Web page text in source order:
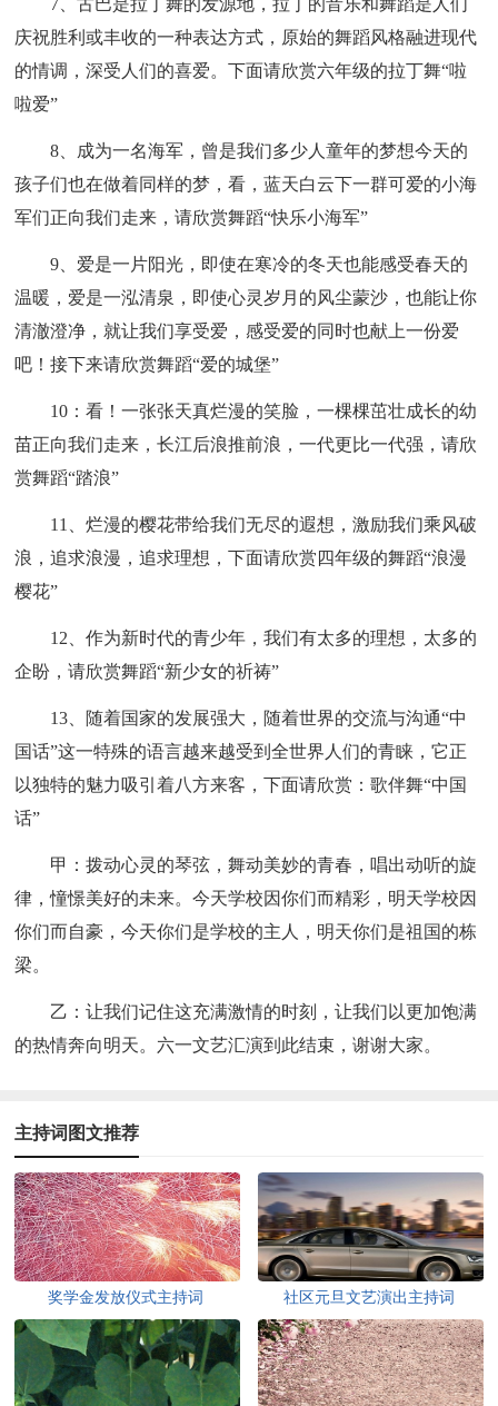
7、古巴是拉丁舞的发源地，拉丁的音乐和舞蹈是人们
庆祝胜利或丰收的一种表达方式，原始的舞蹈风格融进现代
的情调，深受人们的喜爱。下面请欣赏六年级的拉丁舞“啦
啦爱”
8、成为一名海军，曾是我们多少人童年的梦想今天的
孩子们也在做着同样的梦，看，蓝天白云下一群可爱的小海
军们正向我们走来，请欣赏舞蹈“快乐小海军”
9、爱是一片阳光，即使在寒冷的冬天也能感受春天的
温暖，爱是一泓清泉，即使心灵岁月的风尘蒙沙，也能让你
清澈澄净，就让我们享受爱，感受爱的同时也献上一份爱
吧！接下来请欣赏舞蹈“爱的城堡”
10：看！一张张天真烂漫的笑脸，一棵棵茁壮成长的幼
苗正向我们走来，长江后浪推前浪，一代更比一代强，请欣
赏舞蹈“踏浪”
11、烂漫的樱花带给我们无尽的遐想，激励我们乘风破
浪，追求浪漫，追求理想，下面请欣赏四年级的舞蹈“浪漫
樱花”
12、作为新时代的青少年，我们有太多的理想，太多的
企盼，请欣赏舞蹈“新少女的祈祷”
13、随着国家的发展强大，随着世界的交流与沟通“中
国话”这一特殊的语言越来越受到全世界人们的青睐，它正
以独特的魅力吸引着八方来客，下面请欣赏：歌伴舞“中国
话”
甲：拨动心灵的琴弦，舞动美妙的青春，唱出动听的旋
律，憧憬美好的未来。今天学校因你们而精彩，明天学校因
你们而自豪，今天你们是学校的主人，明天你们是祖国的栋
梁。
乙：让我们记住这充满激情的时刻，让我们以更加饱满
的热情奔向明天。六一文艺汇演到此结束，谢谢大家。
主持词图文推荐
奖学金发放仪式主持词 社区元旦文艺演出主持词